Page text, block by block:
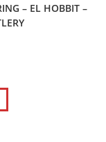
– EL HOBBIT –
€.